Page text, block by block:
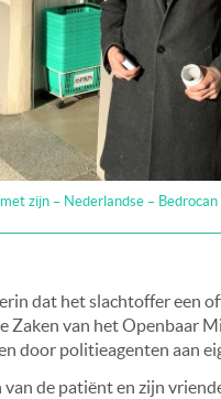
zijn – Nederlandse – Bedrocan
dat het slachtoffer een
van het Openbaar
door politieagenten aan
de patiënt en zijn